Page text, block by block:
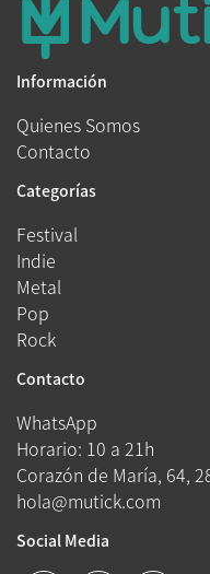
Información
Quienes Somos
Contacto
Categorías
Festival
Indie
Metal
Pop
Rock
Contacto
WhatsApp
Horario: 10 a 21h
Corazón de María, 64,
hola@mutick.com
Social Media